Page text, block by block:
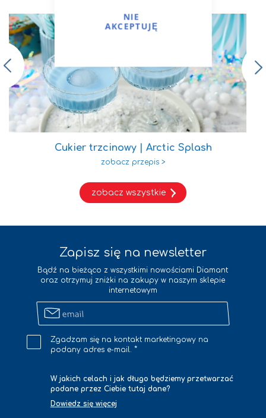
NIE
AKCEPTUJĘ
Cukier trzcinowy | Arctic Splash
zobacz wszystkie
Zapisz się na newsletter
Bądź na bieżąco z wszystkimi nowościami Diamant
oraz otrzymuj zniżki na zakupy w naszym sklepie
internetowym
Zapisz
się
newsletter
Zgadzam się na kontakt marketingowy na
podany adres e-mail.
W jakich celach i jak długo będziemy przetwarzać
podane przez Ciebie tutaj dane?
Dowiedz się więcej